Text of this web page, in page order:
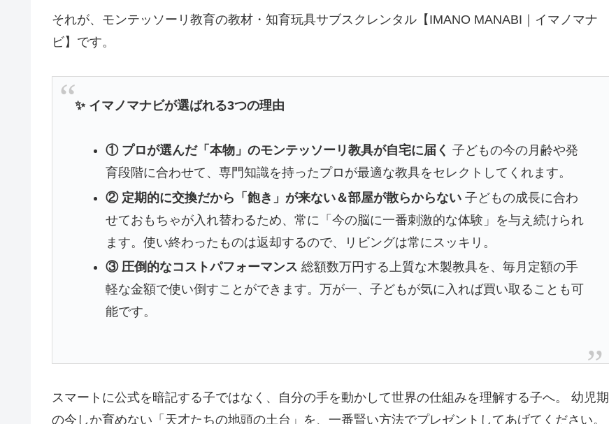
それが、モンテッソーリ教育の教材・知育玩具サブスクレンタル【IMANO MANABI｜イマノマナ
ビ】です。
✨ イマノマナビが選ばれる3つの理由
① プロが選んだ「本物」のモンテッソーリ教具が自宅に届く 子どもの今の月齢や発
育段階に合わせて、専門知識を持ったプロが最適な教具をセレクトしてくれます。
② 定期的に交換だから「飽き」が来ない＆部屋が散らからない子どもの成長に合わ
せておもちゃが入れ替わるため、常に「今の脳に一番刺激的な体験」を与え続けられ
ます。使い終わったものは返却するので、リビングは常にスッキリ。
③ 圧倒的なコストパフォーマンス 総額数万円する上質な木製教具を、毎月定額の手
軽な金額で使い倒すことができます。万が一、子どもが気に入れば買い取ることも可
能です。
スマートに公式を暗記する子ではなく、自分の手を動かして世界の仕組みを理解する子へ。 幼児期
の今しか育めない「天才たちの地頭の土台」を、一番賢い方法でプレゼントしてあげてください。